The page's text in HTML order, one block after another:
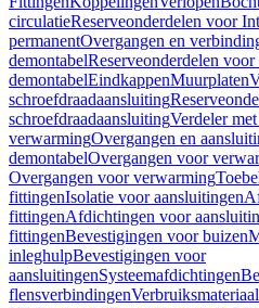
circulatieReserveonderdelen voor
permanentOvergangen en
demontabelReserveonderdelen
demontabelEindkappenMuurplaten
schroefdraadaansluiting
schroefdraadaansluitingVerdeler
verwarmingOvergangen en
demontabelOvergangen voor
Overgangen voor verwarming
fittingenIsolatie voor aansluitingen
fittingenAfdichtingen voor
fittingenBevestigingen voor buizen
inleghulpBevestigingen voor
aansluitingenSysteemafdichtingen
flensverbindingenVerbruiksmateriaal